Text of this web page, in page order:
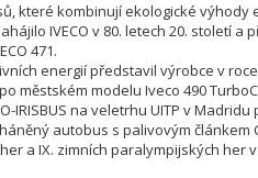
které kombinují ekologické
IVECO v 80. letech 20. století a
471.
energií představil výrobce v
městském modelu Iveco 490
IRISBUS na veletrhu UITP v
autobus s palivovým článkem
a IX. zimních paralympijských her